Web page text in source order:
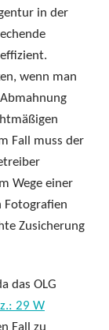
in der
wenn man
Fall muss der
Wege einer
Fotografien
Zusicherung
das OLG
29 W
Fall zu